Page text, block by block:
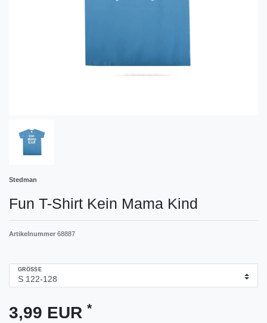
Stedman
Fun T-Shirt Kein Mama Kind
Artikelnummer 68887
GRÖSSE
3,99 EUR *